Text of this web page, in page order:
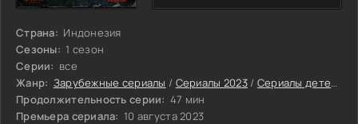
Страна: Индонезия
Сезоны: 1 сезон
Серии: все
Жанр: Зарубежные сериалы / Сериалы 2023/ Сериалы детективы 2023
Продолжительность серии: 47 мин
Премьера сериала: 10 августа 2023